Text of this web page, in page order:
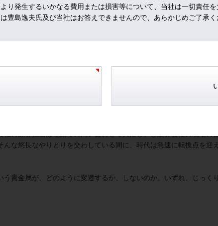
、買いが買いを呼び、売りが売りを呼ぶ結果になりがちだ。更に、
や債券から移ってきた人たちが増えている。特に、金に関する知見が
ング・ルームも、金価格大変動中なのに、罵声も聞かれず、シーン
な悠長なやりとりを交わしている間に、時代は急速に転換点を迎
貴金属が、どのように変遷するか、しないのか。いずれ、じっくり
り発生するいかなる費用または損害等について、当社は一切責任を
豊島逸夫氏及び当社はお答えできませんので、あらかじめご了承く